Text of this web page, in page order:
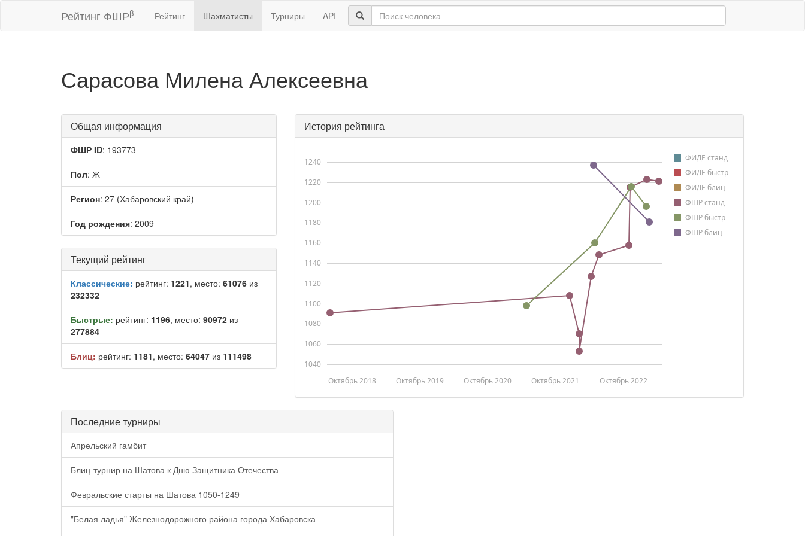
Рейтинг ФШРβ Рейтинг Шахматисты Турниры API
Сарасова Милена Алексеевна
Общая информация
ФШР ID: 193773
Пол: Ж
Регион: 27 (Хабаровский край)
Год рождения: 2009
Текущий рейтинг
Классические: рейтинг: 1221, место: 61076 из
232332
Быстрые: рейтинг: 1196, место: 90972 из
277884
Блиц: рейтинг: 1181, место: 64047 из 111498
История рейтинга
ФИДЕ станд
ФИДЕ быстр
ФИДЕ блиц
ФШР станд
ФШР быстр
ФШР блиц
Октябрь 2018 Октябрь 2019 Октябрь 2020 Октябрь 2021 Октябрь 2022
1040
1060
1080
1100
1120
1140
1160
1180
1200
1220
1240
Последние турниры
Апрельский гамбит
Блиц-турнир на Шатова к Дню Защитника Отечества
Февральские старты на Шатова 1050-1249
"Белая ладья" Железнодорожного района города Хабаровска